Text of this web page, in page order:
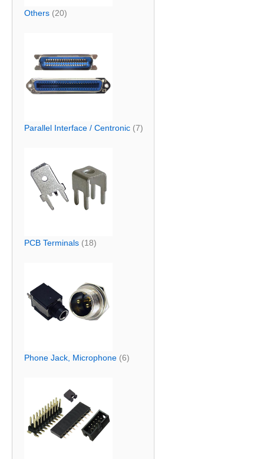
Others (20)
Parallel Interface / Centronic (7)
PCB Terminals (18)
Phone Jack, Microphone (6)